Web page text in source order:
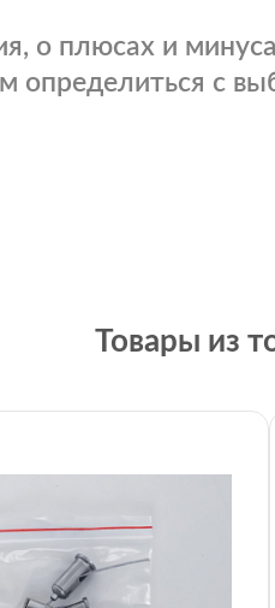
о плюсах и
определиться с
Товары из